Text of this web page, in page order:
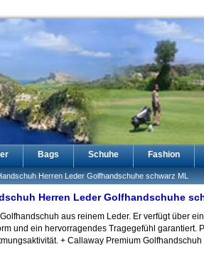
Bags Schuhe Fashion
Herren Leder Golfhandschuhe schwarz ML
Herren Leder Golfhandschuhe
aus reinem Leder. Er verfügt über
und ein hervorragendes Tragegefühl garantiert.
+ Callaway Premium